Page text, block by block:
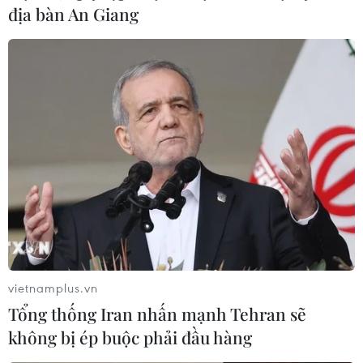
Long An: Công trình cầu dân sinh kỷ niệm
133 năm Ngày sinh Bác Hồ
Cầu Kênh 30/4 xây mới dài 25m rộng 4m, trọng tải 5
tấn, là công trình giao thông quan trọng kết nối các xã,
các ấp, giúp cho việc đi lại và giao thương của người
dân được thuận tiện và an toàn.
địa bàn An Giang
vietnamplus.vn
Tổng thống Iran nhấn mạnh Tehran sẽ
không bị ép buộc phải đầu hàng